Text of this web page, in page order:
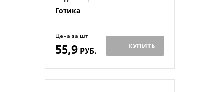
Готика
Цена за шт
55,9РУБ. КУПИТЬ